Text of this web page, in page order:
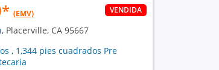
* (EMV) VENDIDA
, Placerville, CA 95667
, 1,344 pies cuadrados Pre